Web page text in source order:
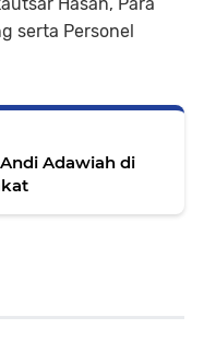
serta Personel
Adawiah di